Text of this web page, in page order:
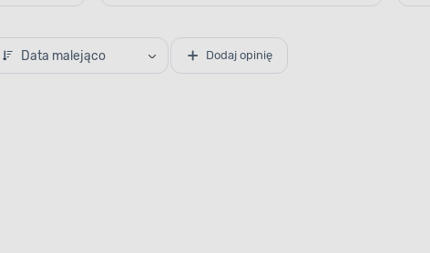
Data malejąco Dodaj opinię